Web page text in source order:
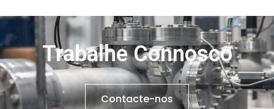
Trabalhe Connosco
Contacte-nos